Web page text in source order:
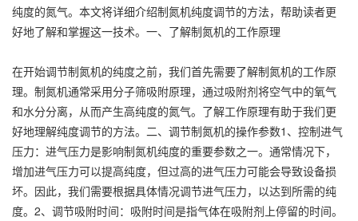
纯度的氮气。本文将详细介绍制氮机纯度调节的方法，帮助读者更
好地了解和掌握这一技术。一、了解制氮机的工作原理
在开始调节制氮机的纯度之前，我们首先需要了解制氮机的工作原
理。制氮机通常采用分子筛吸附原理，通过吸附剂将空气中的氧气
和水分分离，从而产生高纯度的氮气。了解工作原理有助于我们更
好地理解纯度调节的方法。二、调节制氮机的操作参数1、控制进气
压力：进气压力是影响制氮机纯度的重要参数之一。通常情况下，
增加进气压力可以提高纯度，但过高的进气压力可能会导致设备损
坏。因此，我们需要根据具体情况调节进气压力，以达到所需的纯
度。2、调节吸附时间：吸附时间是指气体在吸附剂上停留的时间。